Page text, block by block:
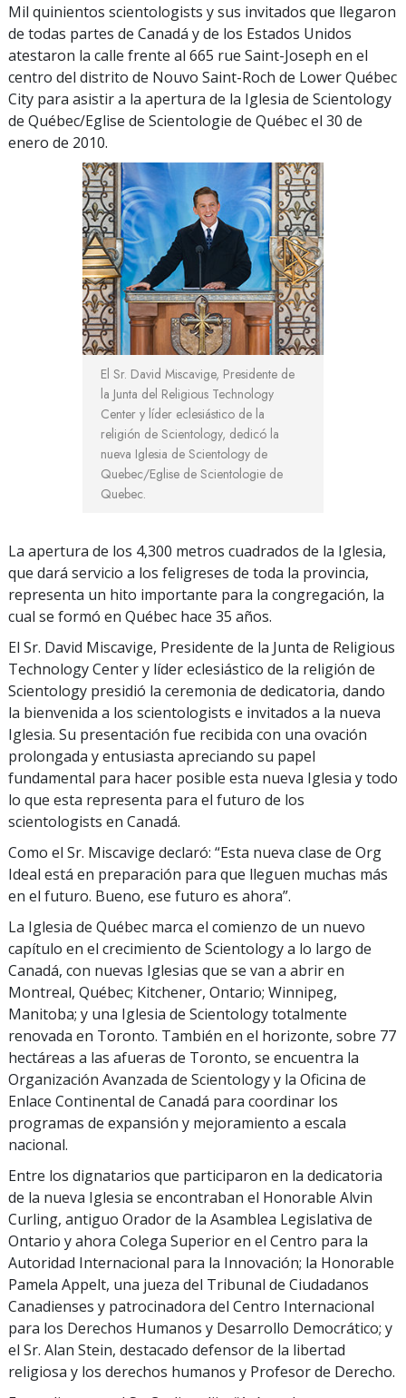
Mil quinientos scientologists y sus invitados que llegaron
de todas partes de Canadá y de los Estados Unidos
atestaron la calle frente al 665 rue Saint-Joseph en el
centro del distrito de Nouvo Saint-Roch de Lower Québec
City para asistir a la apertura de la Iglesia de Scientology
de Québec/Eglise de Scientologie de Québec el 30 de
enero de 2010.
El Sr. David Miscavige, Presidente de
la Junta del Religious Technology
Center y líder eclesiástico de la
religión de Scientology, dedicó la
nueva Iglesia de Scientology de
Quebec/Eglise de Scientologie de
Quebec.
La apertura de los 4,300 metros cuadrados de la Iglesia,
que dará servicio a los feligreses de toda la provincia,
representa un hito importante para la congregación, la
cual se formó en Québec hace 35 años.
El Sr. David Miscavige, Presidente de la Junta de Religious
Technology Center y líder eclesiástico de la religión de
Scientology presidió la ceremonia de dedicatoria, dando
la bienvenida a los scientologists e invitados a la nueva
Iglesia. Su presentación fue recibida con una ovación
prolongada y entusiasta apreciando su papel
fundamental para hacer posible esta nueva Iglesia y todo
lo que esta representa para el futuro de los
scientologists en Canadá.
Como el Sr. Miscavige declaró: “Esta nueva clase de Org
Ideal está en preparación para que lleguen muchas más
en el futuro. Bueno, ese futuro es ahora”.
La Iglesia de Québec marca el comienzo de un nuevo
capítulo en el crecimiento de Scientology a lo largo de
Canadá, con nuevas Iglesias que se van a abrir en
Montreal, Québec; Kitchener, Ontario; Winnipeg,
Manitoba; y una Iglesia de Scientology totalmente
renovada en Toronto. También en el horizonte, sobre 77
hectáreas a las afueras de Toronto, se encuentra la
Organización Avanzada de Scientology y la Oficina de
Enlace Continental de Canadá para coordinar los
programas de expansión y mejoramiento a escala
nacional.
Entre los dignatarios que participaron en la dedicatoria
de la nueva Iglesia se encontraban el Honorable Alvin
Curling, antiguo Orador de la Asamblea Legislativa de
Ontario y ahora Colega Superior en el Centro para la
Autoridad Internacional para la Innovación; la Honorable
Pamela Appelt, una jueza del Tribunal de Ciudadanos
Canadienses y patrocinadora del Centro Internacional
para los Derechos Humanos y Desarrollo Democrático; y
el Sr. Alan Stein, destacado defensor de la libertad
religiosa y los derechos humanos y Profesor de Derecho.